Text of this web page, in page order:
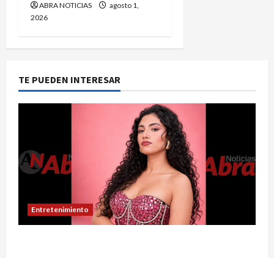
ABRA NOTICIAS
agosto 1,
2026
TE PUEDEN INTERESAR
Entretenimiento